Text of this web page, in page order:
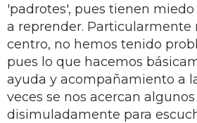
'padrotes', pues tienen
a reprender. Particularmente
centro, no hemos tenido
pues lo que hacemos
ayuda y acompañamiento a
veces se nos acercan
disimuladamente para